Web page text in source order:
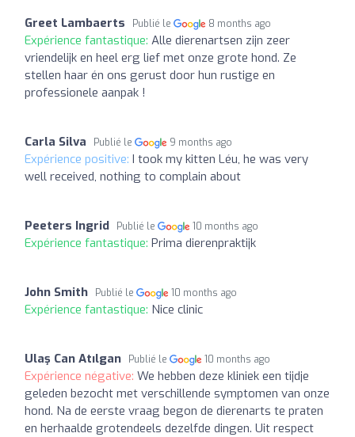
Greet Lambaerts Publié le 8 months ago
Expérience fantastique: Alle dierenartsen zijn zeer
vriendelijk en heel erg lief met onze grote hond. Ze
stellen haar én ons gerust door hun rustige en
professionele aanpak !
Carla Silva Publié le 9 months ago
Expérience positive: I took my kitten Léu, he was very
well received, nothing to complain about
Peeters Ingrid Publié le 10 months ago
Expérience fantastique: Prima dierenpraktijk
John Smith Publié le 10 months ago
Expérience fantastique: Nice clinic
Ulaş Can Atılgan Publié le 10 months ago
Expérience négative: We hebben deze kliniek een tijdje
geleden bezocht met verschillende symptomen van onze
hond. Na de eerste vraag begon de dierenarts te praten
en herhaalde grotendeels dezelfde dingen. Uit respect